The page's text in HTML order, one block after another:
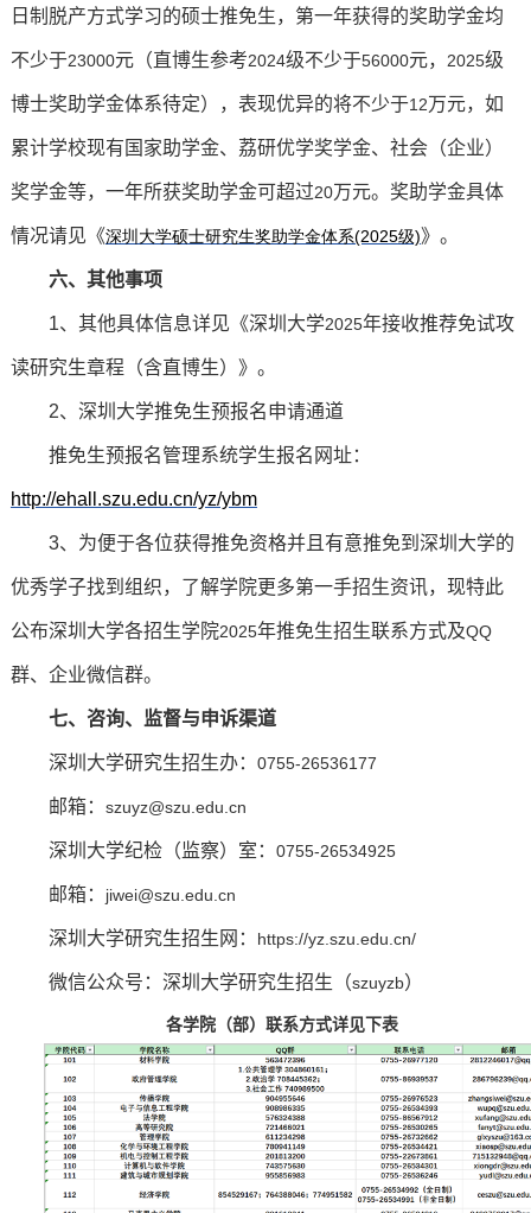
日制脱产方式学习的硕士推免生，第一年获得的奖助学金均
不少于23000元（直博生参考2024级不少于56000元， 2025级
博士奖助学金体系待定），表现优异的将不少于12万元，如
累计学校现有国家助学金、荔研优学奖学金、社会（企业）
奖学金等，一年所获奖助学金可超过20万元。奖助学金具体
情况请见《深圳大学硕士研究生奖助学金体系(2025级)》。
六、其他事项
1、其他具体信息详见《深圳大学2025年接收推荐免试攻
读研究生章程（含直博生）》。
2、深圳大学推免生预报名申请通道
推免生预报名管理系统学生报名网址：
http://ehall.szu.edu.cn/yz/ybm
3、为便于各位获得推免资格并且有意推免到深圳大学的
优秀学子找到组织，了解学院更多第一手招生资讯，现特此
公布深圳大学各招生学院2025年推免生招生联系方式及QQ
群、企业微信群。
七、咨询、监督与申诉渠道
深圳大学研究生招生办： 0755-26536177
邮箱： szuyz@szu.edu.cn
深圳大学纪检（监察）室： 0755-26534925
邮箱： jiwei@szu.edu.cn
深圳大学研究生招生网： https://yz.szu.edu.cn/
微信公众号：深圳大学研究生招生（szuyzb）
各学院（部）联系方式详见下表